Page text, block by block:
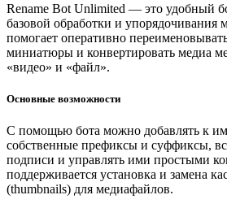
Rename Bot Unlimited — это удобный
базовой обработки и упорядочивания
помогает оперативно
миниатюры и конвертировать медиа
«видео» и «файл».
Основные возможности
С помощью бота можно добавлять к
собственные префиксы и суффиксы,
подписи и управлять ими простыми
поддерживается установка и замена
(thumbnails) для медиафайлов.